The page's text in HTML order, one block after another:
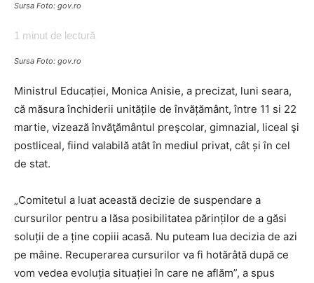
Sursa Foto: gov.ro
1 minut de lectură
Sursa Foto: gov.ro
Ministrul Educației, Monica Anisie, a precizat, luni seara,
că măsura închiderii unitățile de învățământ, între 11 si 22
martie, vizează învăţământul preşcolar, gimnazial, liceal şi
postliceal, fiind valabilă atât în mediul privat, cât și în cel
de stat.
„Comitetul a luat această decizie de suspendare a
cursurilor pentru a lăsa posibilitatea părinților de a găsi
soluții de a ține copiii acasă. Nu puteam lua decizia de azi
pe mâine. Recuperarea cursurilor va fi hotărâtă după ce
vom vedea evoluția situației în care ne aflăm”, a spus